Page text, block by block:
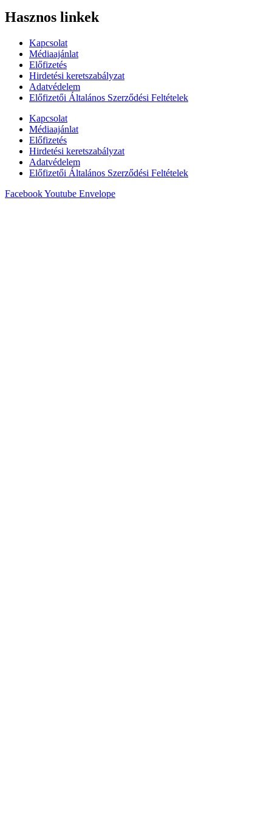
Hasznos linkek
Kapcsolat
Médiaajánlat
Előfizetés
Hirdetési keretszabályzat
Adatvédelem
Előfizetői Általános Szerződési Feltételek
Kapcsolat
Médiaajánlat
Előfizetés
Hirdetési keretszabályzat
Adatvédelem
Előfizetői Általános Szerződési Feltételek
FacebookYoutube Envelope